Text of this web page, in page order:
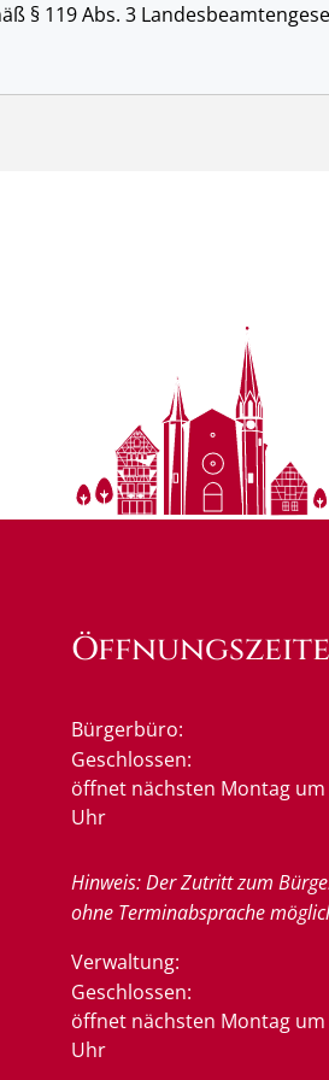
§ 119 Abs. 3
Bürgerbüro:
Klicken, um weitere
Geschlossen:
öffnet nächsten Montag um
Uhr
Hinweis: Der Zutritt zum
ohne Terminabsprache
Verwaltung:
Klicken, um weitere
Geschlossen:
öffnet nächsten Montag um
Uhr